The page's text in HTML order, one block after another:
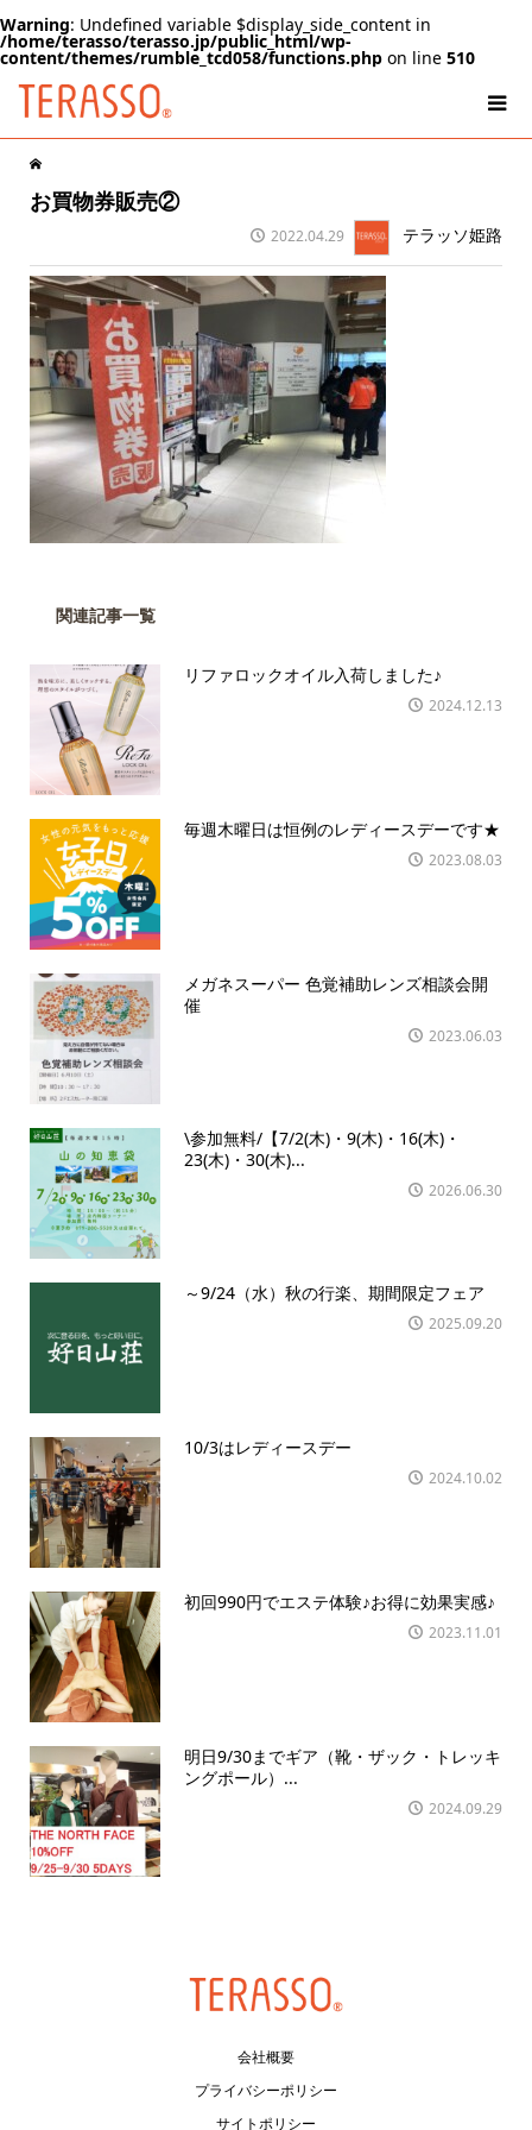
Warning: Undefined variable $display_side_content in
/home/terasso/terasso.jp/public_html/wp-
content/themes/rumble_tcd058/functions.php on line 510
お買物券販売②
2022.04.29 テラッソ姫路
関連記事一覧
リファロックオイル入荷しました♪
2024.12.13
毎週木曜日は恒例のレディースデーです★
2023.08.03
メガネスーパー 色覚補助レンズ相談会開
催
2023.06.03
\参加無料/【7/2(木)・9(木)・16(木)・
23(木)・30(木)...
2026.06.30
～9/24（水）秋の行楽、期間限定フェア
2025.09.20
10/3はレディースデー
2024.10.02
初回990円でエステ体験♪お得に効果実感♪
2023.11.01
明日9/30までギア（靴・ザック・トレッキ
ングポール）...
2024.09.29
会社概要
プライバシーポリシー
サイトポリシー